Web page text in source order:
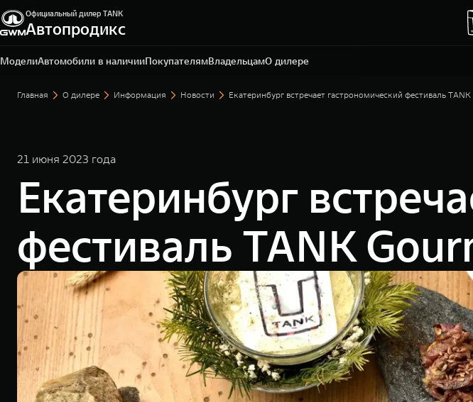
Официальный дилер TANK
Автопродикс
МоделиАвтомобили в наличииПокупателямВладельцамО дилере
Санкт-Петербург, Дальневосточный пр-кт, д. 41
+7 (812) 449-99-96
Главная О дилере Информация Новости Екатеринбург встречает гастрономический фестиваль
21 июня 2023 года
Екатеринбург
фестиваль TANK